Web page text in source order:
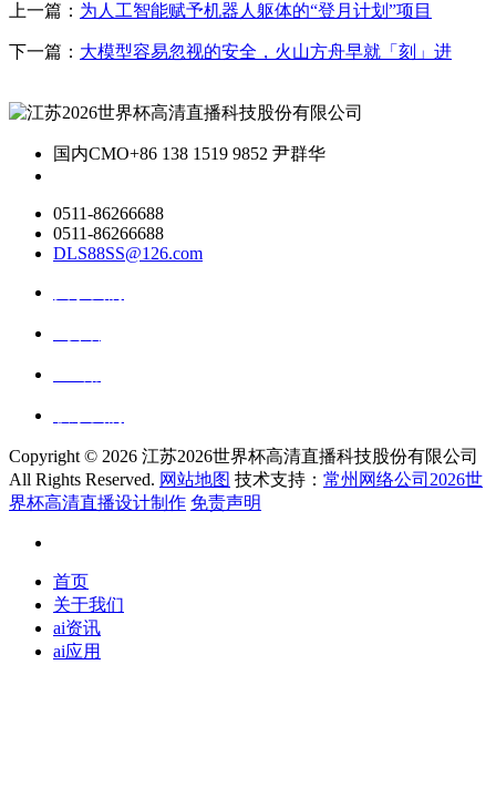
上一篇： 为人工智能赋予机器人躯体的“登月计划”项目
下一篇： 大模型容易忽视的安全，火山方舟早就「刻」进
国内CMO+86 138 1519 9852 尹群华
0511-86266688
0511-86266688
DLS88SS@126.com
Copyright © 2026 江苏2026世界杯高清直播科技股份有限公司
All Rights Reserved. 网站地图 技术支持： 常州网络公司2026世
界杯高清直播设计制作 免责声明
首页
关于我们
ai资讯
ai应用